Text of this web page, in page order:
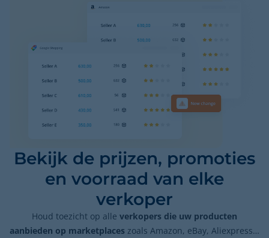
Bekijk de prijzen, promoties
en voorraad van elke
verkoper
Houd toezicht op alle verkopers die uw producten
aanbieden op marketplaces zoals Amazon, eBay, Aliexpress…